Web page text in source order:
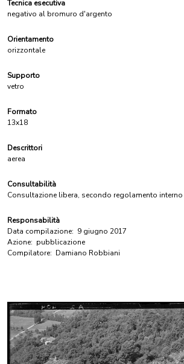
Tecnica esecutiva
negativo al bromuro d'argento
Orientamento
orizzontale
Supporto
vetro
Formato
13x18
Descrittori
aerea
Consultabilità
Consultazione libera, secondo regolamento interno
Responsabilità
Data compilazione: 9 giugno 2017
Azione: pubblicazione
Compilatore: Damiano Robbiani